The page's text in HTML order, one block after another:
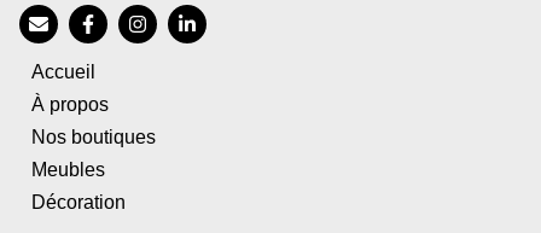
Accueil
À propos
Nos boutiques
Meubles
Décoration